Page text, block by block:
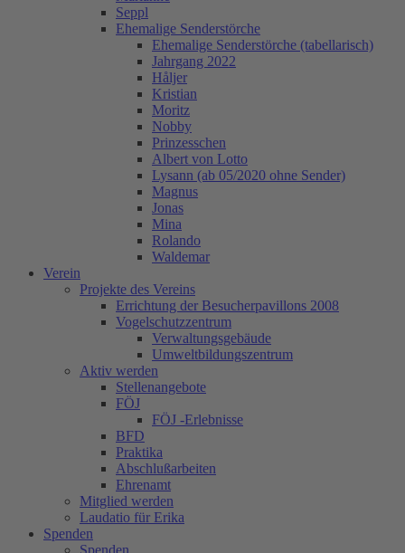
Seppl
Ehemalige Senderstörche
Ehemalige Senderstörche (tabellarisch)
Jahrgang 2022
Håljer
Kristian
Moritz
Nobby
Prinzesschen
Albert von Lotto
Lysann (ab 05/2020 ohne Sender)
Magnus
Jonas
Mina
Rolando
Waldemar
Verein
Projekte des Vereins
Errichtung der Besucherpavillons 2008
Vogelschutzzentrum
Verwaltungsgebäude
Umweltbildungszentrum
Aktiv werden
Stellenangebote
FÖJ
FÖJ -Erlebnisse
BFD
Praktika
Abschlußarbeiten
Ehrenamt
Mitglied werden
Laudatio für Erika
Spenden
Spenden